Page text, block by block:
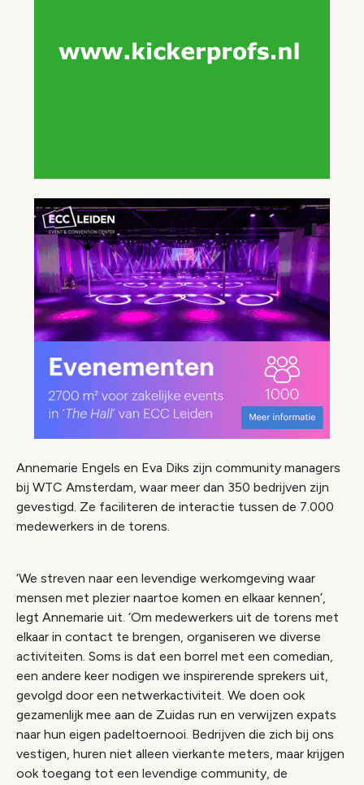
Annemarie Engels en Eva Diks zijn community managers
bij WTC Amsterdam, waar meer dan 350 bedrijven zijn
gevestigd. Ze faciliteren de interactie tussen de 7.000
medewerkers in de torens.
‘We streven naar een levendige werkomgeving waar
mensen met plezier naartoe komen en elkaar kennen’,
legt Annemarie uit. ‘Om medewerkers uit de torens met
elkaar in contact te brengen, organiseren we diverse
activiteiten. Soms is dat een borrel met een comedian,
een andere keer nodigen we inspirerende sprekers uit,
gevolgd door een netwerkactiviteit. We doen ook
gezamenlijk mee aan de Zuidas run en verwijzen expats
naar hun eigen padeltoernooi. Bedrijven die zich bij ons
vestigen, huren niet alleen vierkante meters, maar krijgen
ook toegang tot een levendige community, de